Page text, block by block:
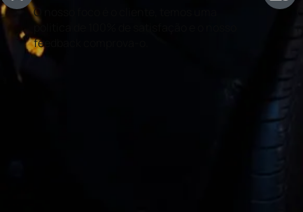
O nosso foco é o cliente, temos uma
politica de 100% de satisfação e o nosso
feedback comprova-o.